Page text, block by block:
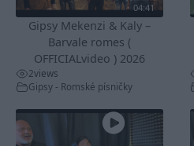
04:41
Gipsy Mekenzi & Kaly –
Barvale romes (
OFFICIALvideo ) 2026
2views
Gipsy - Romské písničky